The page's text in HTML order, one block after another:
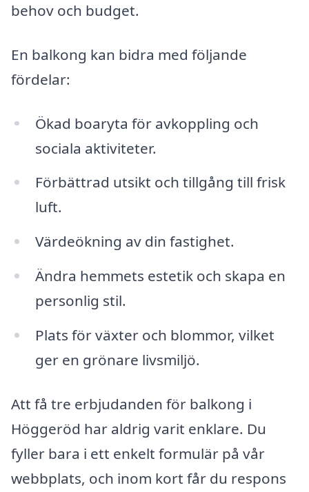
behov och budget.
En balkong kan bidra med följande
fördelar:
Ökad boaryta för avkoppling och
sociala aktiviteter.
Förbättrad utsikt och tillgång till frisk
luft.
Värdeökning av din fastighet.
Ändra hemmets estetik och skapa en
personlig stil.
Plats för växter och blommor, vilket
ger en grönare livsmiljö.
Att få tre erbjudanden för balkong i
Höggeröd har aldrig varit enklare. Du
fyller bara i ett enkelt formulär på vår
webbplats, och inom kort får du respons